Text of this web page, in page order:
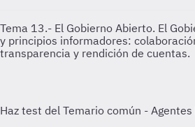
Tema 13.- El Gobierno Abierto. El
y principios informadores:
transparencia y rendición de cuentas.